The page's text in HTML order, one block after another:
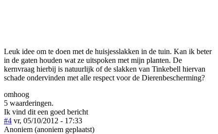
Leuk idee om te doen met de huisjesslakken in de tuin. Kan ik beter
in de gaten houden wat ze uitspoken met mijn planten. De
kernvraag hierbij is natuurlijk of de slakken van Tinkebell hiervan
schade ondervinden met alle respect voor de Dierenbescherming?
omhoog
5 waarderingen.
Ik vind dit een goed bericht
#4 vr, 05/10/2012 - 17:33
Anoniem (anoniem geplaatst)